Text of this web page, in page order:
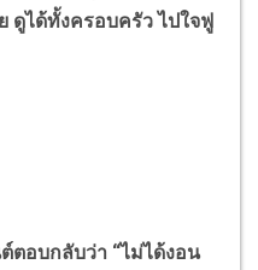
ดูได้ทั้งครอบครัว ไปใจฟู
อบกลับว่า “ไม่ได้งอน